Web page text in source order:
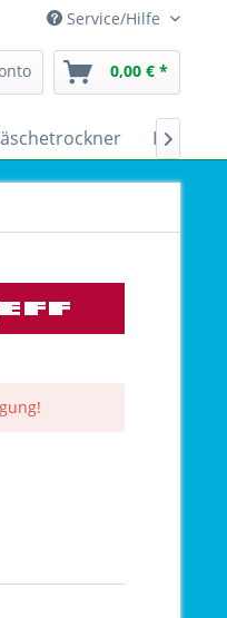
Service/Hilfe
0,00 € *
